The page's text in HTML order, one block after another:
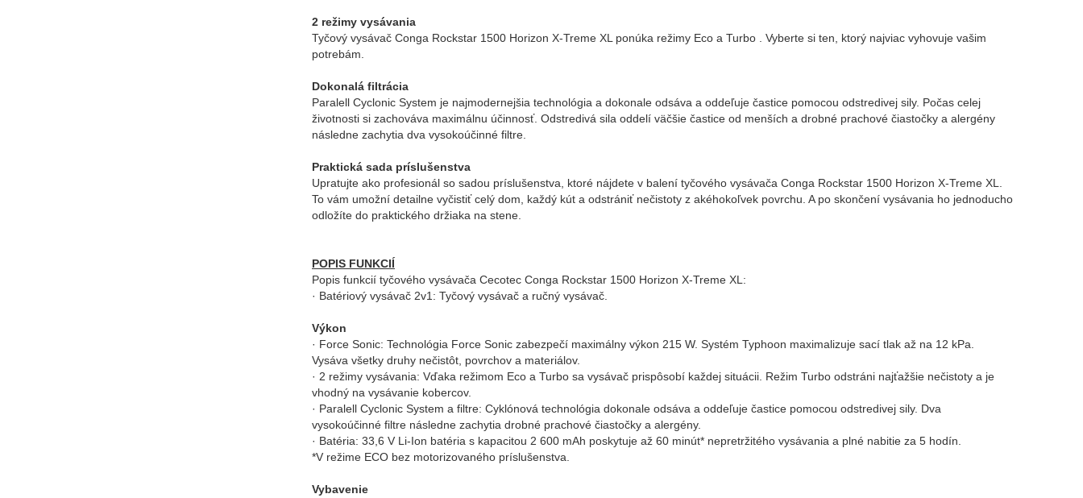
2 režimy vysávania
Tyčový vysávač Conga Rockstar 1500 Horizon X-Treme XL ponúka režimy Eco a Turbo . Vyberte si ten, ktorý najviac vyhovuje vašim
potrebám.
Dokonalá filtrácia
Paralell Cyclonic System je najmodernejšia technológia a dokonale odsáva a oddeľuje častice pomocou odstredivej sily. Počas celej
životnosti si zachováva maximálnu účinnosť. Odstredivá sila oddelí väčšie častice od menších a drobné prachové čiastočky a alergény
následne zachytia dva vysokoúčinné filtre.
Praktická sada príslušenstva
Upratujte ako profesionál so sadou príslušenstva, ktoré nájdete v balení tyčového vysávača Conga Rockstar 1500 Horizon X-Treme XL.
To vám umožní detailne vyčistiť celý dom, každý kút a odstrániť nečistoty z akéhokoľvek povrchu. A po skončení vysávania ho jednoducho
odložíte do praktického držiaka na stene.
POPIS FUNKCIÍ
Popis funkcií tyčového vysávača Cecotec Conga Rockstar 1500 Horizon X-Treme XL:
· Batériový vysávač 2v1: Tyčový vysávač a ručný vysávač.
Výkon
· Force Sonic: Technológia Force Sonic zabezpečí maximálny výkon 215 W. Systém Typhoon maximalizuje sací tlak až na 12 kPa.
Vysáva všetky druhy nečistôt, povrchov a materiálov.
· 2 režimy vysávania: Vďaka režimom Eco a Turbo sa vysávač prispôsobí každej situácii. Režim Turbo odstráni najťažšie nečistoty a je
vhodný na vysávanie kobercov.
· Paralell Cyclonic System a filtre: Cyklónová technológia dokonale odsáva a oddeľuje častice pomocou odstredivej sily. Dva
vysokoúčinné filtre následne zachytia drobné prachové čiastočky a alergény.
· Batéria: 33,6 V Li-Ion batéria s kapacitou 2 600 mAh poskytuje až 60 minút* nepretržitého vysávania a plné nabitie za 5 hodín.
*V režime ECO bez motorizovaného príslušenstva.
Vybavenie